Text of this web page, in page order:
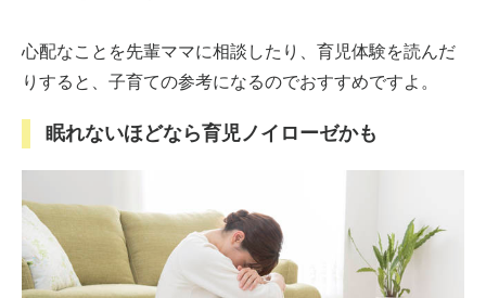
心配なことを先輩ママに相談したり、育児体験を読んだ
りすると、子育ての参考になるのでおすすめですよ。
眠れないほどなら育児ノイローゼかも